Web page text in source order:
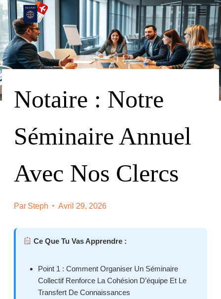
Skip
To
Content
Notaire : Notre
Séminaire Annuel
Avec Nos Clercs
Par Steph Avril 29, 2026
Ce Que Tu Vas Apprendre :
Point 1 : Comment Organiser Un Séminaire
Collectif Renforce La Cohésion D’équipe Et Le
Transfert De Connaissances